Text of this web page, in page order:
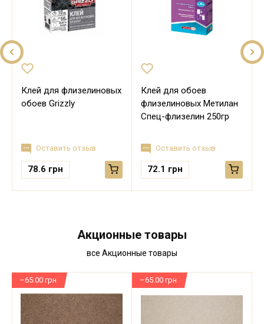
Клей для флизелиновых
обоев Grizzly
Оставить отзыв
78.6 грн
Клей для обоев
флизелиновых Метилан
Спец-флизелин 250гр
Оставить отзыв
72.1 грн
Акционные товары
все Акционные товары
–65.00 грн –65.00 грн